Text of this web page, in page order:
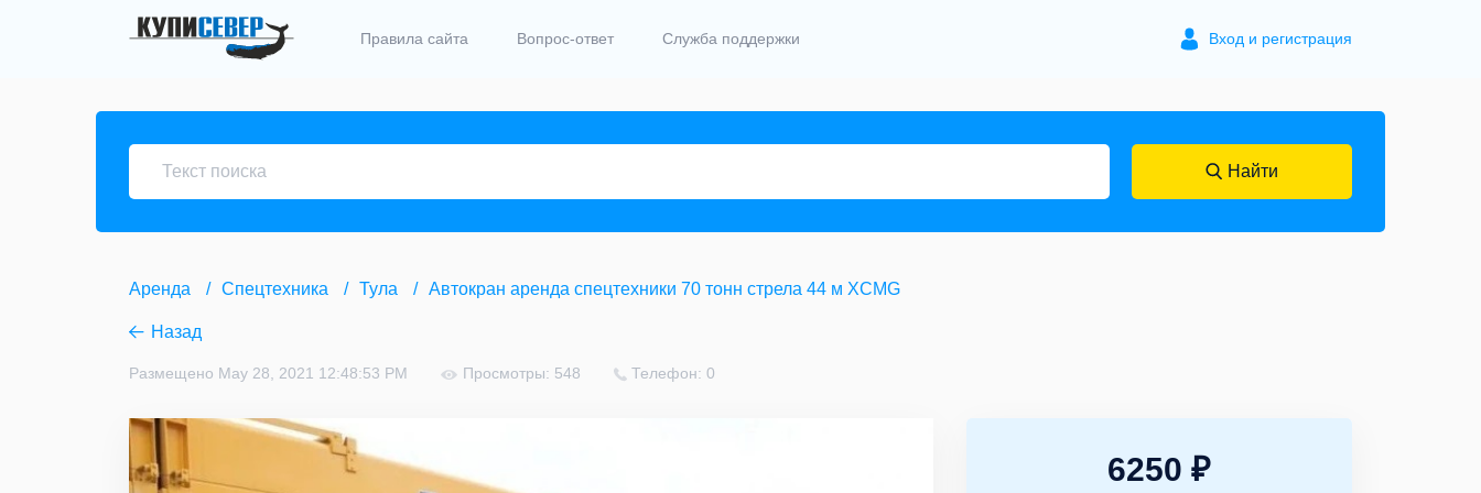
Правила сайта Вопрос-ответ Служба поддержки Вход и регистрация
Найти
Аренда Спецтехника Тула Автокран аренда спецтехники 70 тонн стрела 44 м XCMG
Назад
Размещено May 28, 2021 12:48:53 PM Просмотры: 548 Телефон: 0
6250 ₽